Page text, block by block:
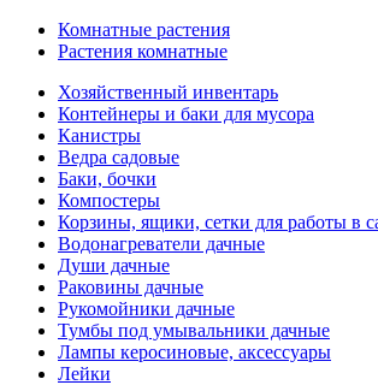
Комнатные растения
Растения комнатные
Хозяйственный инвентарь
Контейнеры и баки для мусора
Канистры
Ведра садовые
Баки, бочки
Компостеры
Корзины, ящики, сетки для работы в
Водонагреватели дачные
Души дачные
Раковины дачные
Рукомойники дачные
Тумбы под умывальники дачные
Лампы керосиновые, аксессуары
Лейки